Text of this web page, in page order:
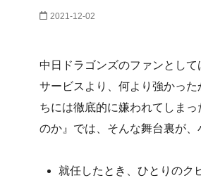
2021-12-02
中日ドラゴンズのファンとし
サービスより、何より強かっ
ちには徹底的に嫌われてしま
のか』では、そんな舞台裏が、
就任したとき、ひとりのク